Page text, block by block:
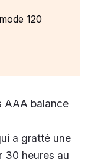
120
AAA balance
a gratté une
30 heures au